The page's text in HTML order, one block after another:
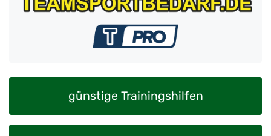
günstige Trainingshilfen